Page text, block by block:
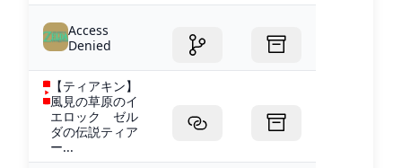
Access
Denied
【ティアキン】
風見の草原のイ
エロック ゼル
ダの伝説ティア
ー...